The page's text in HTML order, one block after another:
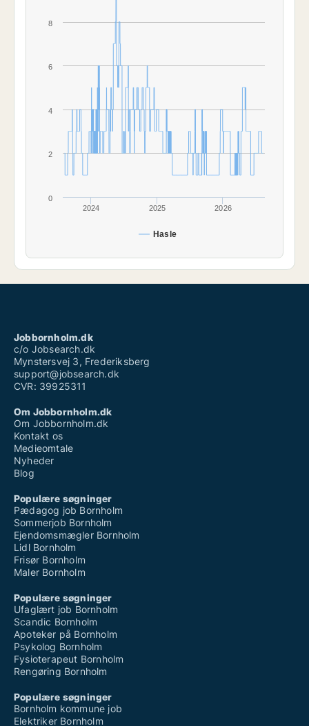
Hasle
2024 2025 2026
0
2
4
6
8
Jobbornholm.dk
c/o Jobsearch.dk
Mynstersvej 3, Frederiksberg
support@jobsearch.dk
CVR: 39925311
Om Jobbornholm.dk
Om Jobbornholm.dk
Kontakt os
Medieomtale
Nyheder
Blog
Populære søgninger
Pædagog job Bornholm
Sommerjob Bornholm
Ejendomsmægler Bornholm
Lidl Bornholm
Frisør Bornholm
Maler Bornholm
Populære søgninger
Ufaglært job Bornholm
Scandic Bornholm
Apoteker på Bornholm
Psykolog Bornholm
Fysioterapeut Bornholm
Rengøring Bornholm
Populære søgninger
Bornholm kommune job
Elektriker Bornholm